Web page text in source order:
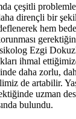
çeşitli
dirençli bir
hem
Ezgi
ihmal
daha zorlu,
de artabilir.
uzman
bulundu.